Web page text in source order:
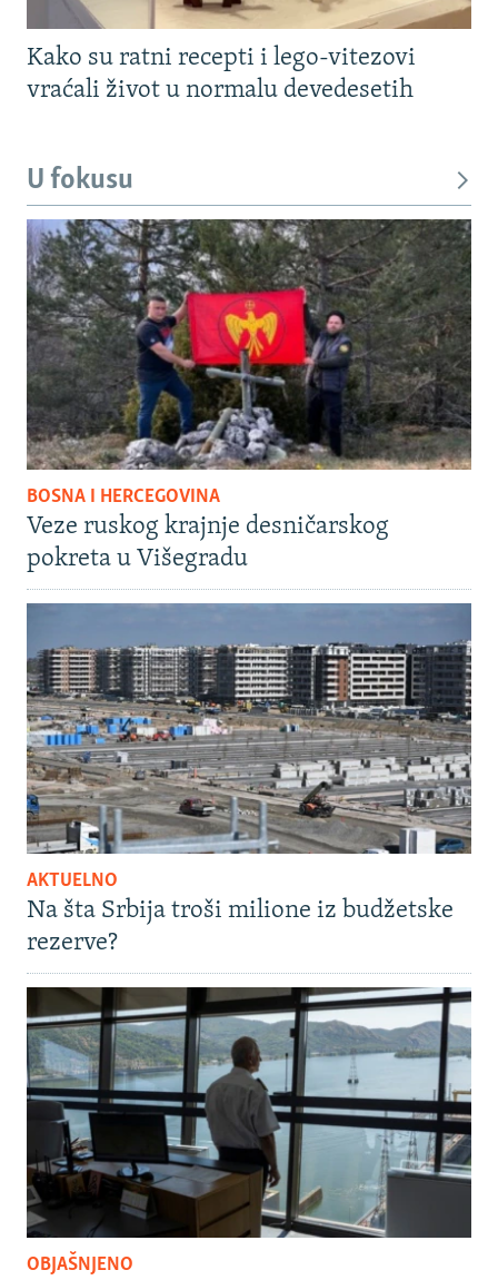
Kako su ratni recepti i lego-vitezovi
vraćali život u normalu devedesetih
U fokusu
BOSNA I HERCEGOVINA
Veze ruskog krajnje desničarskog
pokreta u Višegradu
AKTUELNO
Na šta Srbija troši milione iz budžetske
rezerve?
OBJAŠNJENO